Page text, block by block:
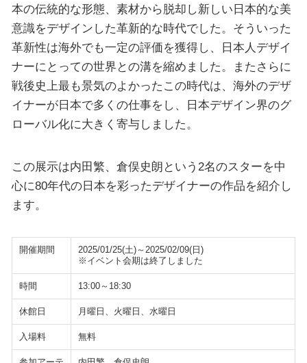
本の伝統的な形態、素材から脱却し新しい日本的な美
意識をデザインした革新的な時代でした。そういった
革新性は海外でも一定の評価を獲得し、日本人デザイ
ナーにとっての世界との溝を縮めました。またさらに
戦後史上最も景気のよかったこの時代は、海外のデザ
イナーが日本で多くの仕事をし、日本デザイン界のグ
ローバル化に大きく寄与しました。
この展示は内田繁、倉俣史朗という2名のスターを中
心に80年代の日本を彩ったデザイナーの作品を紹介し
ます。
開催期間
2025/01/25(土)～2025/02/09(日)
※イベント会期は終了しました
時間 13:00～18:30
休館日 月曜日、火曜日、水曜日
入場料 無料